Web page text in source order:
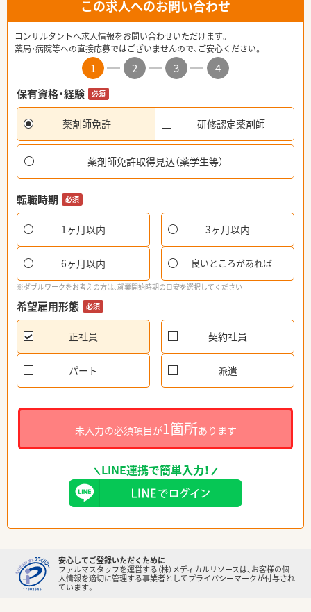
この求人へのお問い合わせ
コンサルタントへ求人情報をお問い合わせいただけます。
薬局・病院等への直接応募ではございませんので、ご安心ください。
1 2 3
4
保有資格・経験
必須
薬剤師免許 研修認定薬剤師
薬剤師免許取得見込（薬学生等）
転職時期 必須
1ヶ月以内 3ヶ月以内
6ヶ月以内 良いところがあれば
※ダブルワークをお考えの方は、就業開始時期の目安を選択してください
希望雇用形態 必須
正社員 契約社員
パート 派遣
未入力の必須項目が1箇所あります
LINE連携で簡単入力！
安心してご登録いただくために
ファルマスタッフを運営する（株）メディカルリソースは、お客様の個
人情報を適切に管理する事業者としてプライバシーマークが付与され
ています。